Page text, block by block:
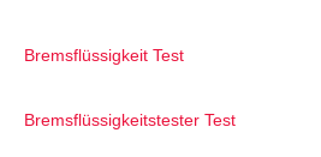
Bremsflüssigkeit Test
Bremsflüssigkeitstester Test